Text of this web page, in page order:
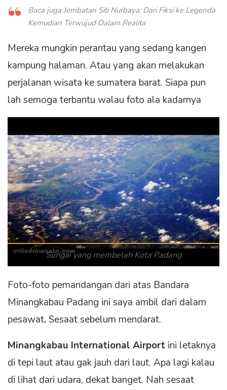
Baca juga Jembatan Siti Nurbaya: Dari Fiksi ke Legenda
Kemudian Terwujud Dalam Realita
Mereka mungkin perantau yang sedang kangen
kampung halaman. Atau yang akan melakukan
perjalanan wisata ke sumatera barat. Siapa pun
lah semoga terbantu walau foto ala kadarnya
Sungai yang membelah Kota Padang
Foto-foto pemandangan dari atas Bandara
Minangkabau Padang ini saya ambil dari dalam
pesawat.Sesaat sebelum mendarat.
Minangkabau International Airport ini letaknya
di tepi laut atau gak jauh dari laut. Apa lagi kalau
di lihat dari udara, dekat banget. Nah sesaat